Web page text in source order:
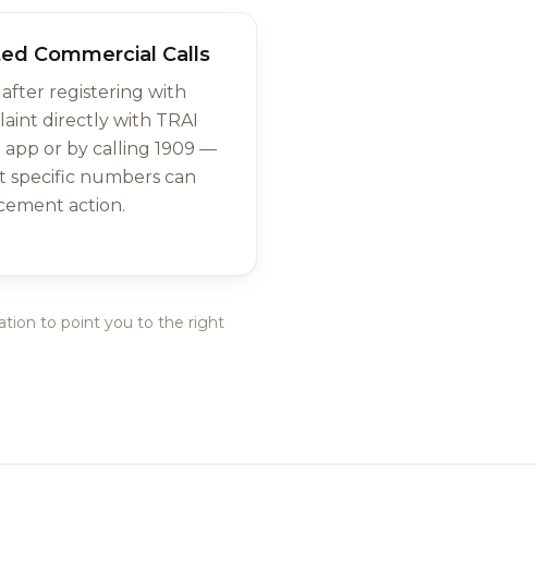
Commercial Calls
registering with
directly with TRAI
or by calling 1909 —
specific numbers can
action.
to point you to the right